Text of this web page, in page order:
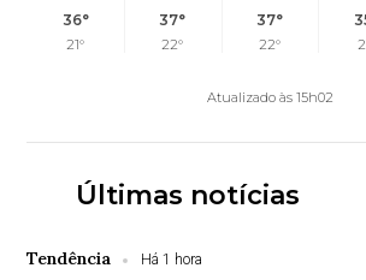
36°
21°
37°
22°
37°
22°
Atualizado às 15h02
Últimas notícias
Tendência Há 1 hora